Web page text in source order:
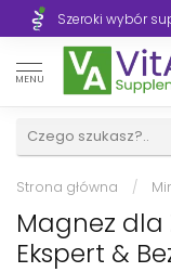
Szeroki wybór
MENU
Strona główna /
Magnez dla
Ekspert &